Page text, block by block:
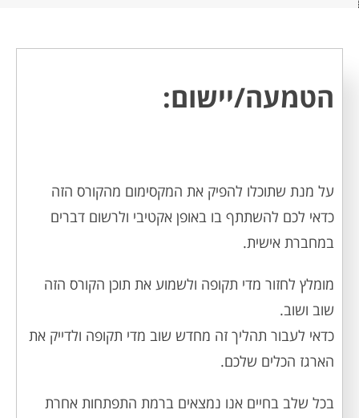
הטמעה/יישום:
על מנת שתוכלו להפיק את המקסימום מהקורס הזה
כדאי לכם להשתתף בו באופן אקטיבי ולרשום דברים
במחברת אישית.
מומלץ לחזור מדי תקופה ולשמוע את תוכן הקורס הזה
שוב ושוב.
כדאי לעבור תהליך זה מחדש שוב מדי תקופה ולדייק את
הארגז הכלים שלכם.
בכל שלב בחיים אנו נמצאים ברמת התפתחות אחרת